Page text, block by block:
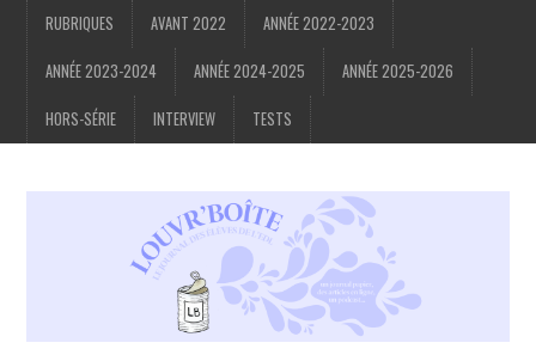
RUBRIQUES AVANT 2022 ANNÉE 2022-2023
ANNÉE 2023-2024 ANNÉE 2024-2025 ANNÉE 2025-2026
HORS-SÉRIE INTERVIEW TESTS